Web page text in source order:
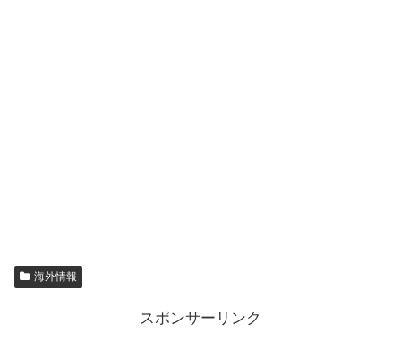
海外情報
スポンサーリンク